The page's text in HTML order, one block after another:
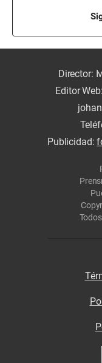
Director:
Editor
Publicidad: